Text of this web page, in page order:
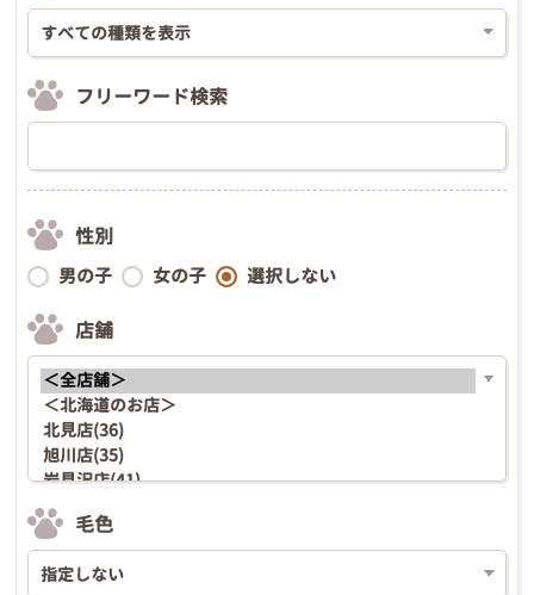
フリーワード検索
性別
男の子 女の子 選択しない
店舗
毛色